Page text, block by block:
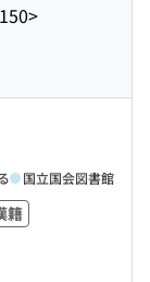
籍
国立国会図書館